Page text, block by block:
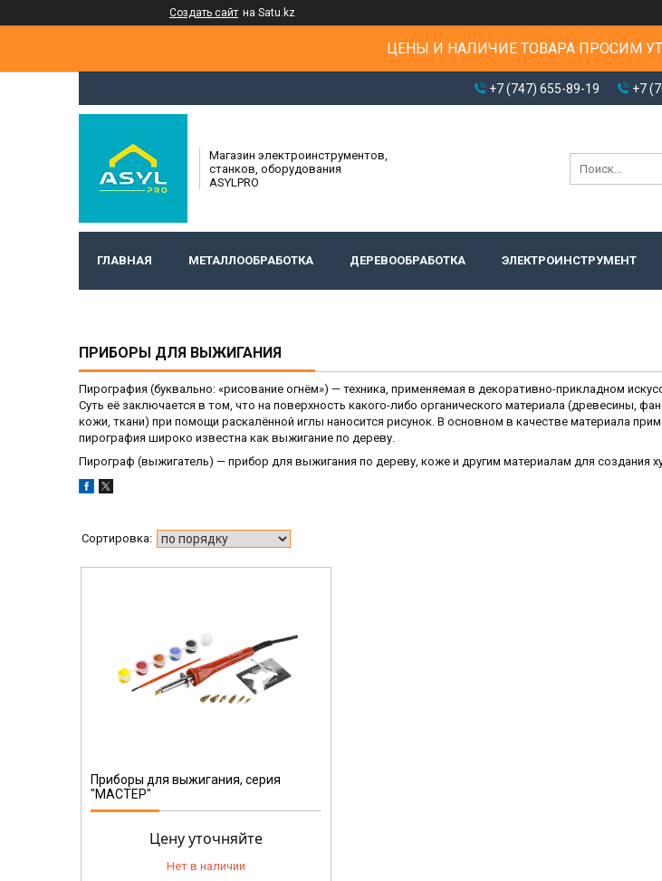
Создать сайт на Satu.kz
ЦЕНЫ И НАЛИЧИЕ ТОВАРА ПРОСИМ
+7 (747) 655-89-19 +7
Магазин электроинструментов,
станков, оборудования
ASYLPRO
ГЛАВНАЯ МЕТАЛЛООБРАБОТКА ДЕРЕВООБРАБОТКА ЭЛЕКТРОИНСТРУМЕНТ
ПРИБОРЫ ДЛЯ ВЫЖИГАНИЯ
Пирография (буквально: «рисование огнём») — техника, применяемая в декоративно-прикладном
Суть её заключается в том, что на поверхность какого-либо органического материала (древесины,
кожи, ткани) при помощи раскалённой иглы наносится рисунок. В основном в качестве материала
пирография широко известна как выжигание по дереву.
Пирограф (выжигатель) — прибор для выжигания по дереву, коже и другим материалам для создания
Приборы для выжигания, серия
"МАСТЕР"
Цену уточняйте
Нет в наличии